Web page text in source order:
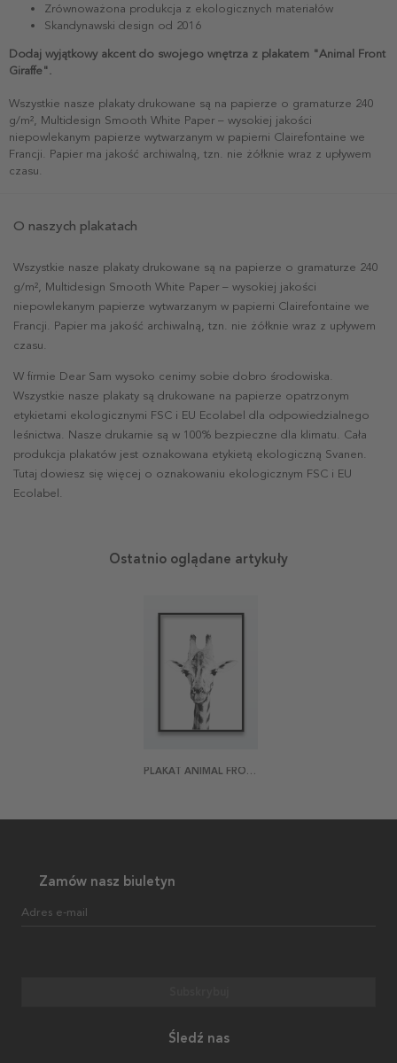
Zrównoważona produkcja z ekologicznych materiałów
Skandynawski design od 2016
Dodaj wyjątkowy akcent do swojego wnętrza z plakatem "Animal Front
Giraffe".
Wszystkie nasze plakaty drukowane są na papierze o gramaturze 240
g/m², Multidesign Smooth White Paper – wysokiej jakości
niepowlekanym papierze wytwarzanym w papierni Clairefontaine we
Francji. Papier ma jakość archiwalną, tzn. nie żółknie wraz z upływem
czasu.
O naszych plakatach
Wszystkie nasze plakaty drukowane są na papierze o gramaturze 240
g/m², Multidesign Smooth White Paper – wysokiej jakości
niepowlekanym papierze wytwarzanym w papierni Clairefontaine we
Francji. Papier ma jakość archiwalną, tzn. nie żółknie wraz z upływem
czasu.
W firmie Dear Sam wysoko cenimy sobie dobro środowiska.
Wszystkie nasze plakaty są drukowane na papierze opatrzonym
etykietami ekologicznymi FSC i EU Ecolabel dla odpowiedzialnego
leśnictwa. Nasze drukarnie są w 100% bezpieczne dla klimatu. Cała
produkcja plakatów jest oznakowana etykietą ekologiczną Svanen.
Tutaj dowiesz się więcej o oznakowaniu ekologicznym FSC i EU
Ecolabel.
Ostatnio oglądane artykuły
PLAKAT ANIMAL FRONT GIRAFFE
Zamów nasz biuletyn
Adres e-mail
Śledź nas